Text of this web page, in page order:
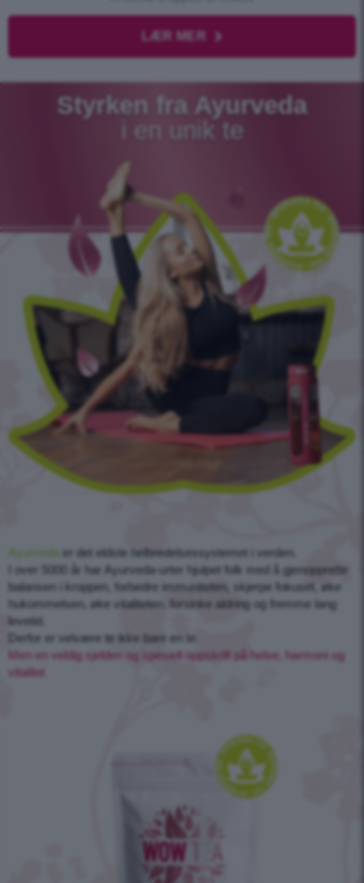
LÆR MER
Styrken fra Ayurveda
i en unik te
Ayurveda er det eldste helbredelsessystemet i verden.
I over 5000 år har Ayurveda-urter hjulpet folk med å gjenopprette
balansen i kroppen, forbedre immuniteten, skjerpe fokuset, øke
hukommelsen, øke vitaliteten, forsinke aldring og fremme lang
levetid.
Derfor er velvære te ikke bare en te.
Men en veldig sjelden og spesiell oppskrift på helse, harmoni og
vitalitet